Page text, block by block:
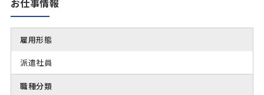
雇用形態
派遣社員
職種分類